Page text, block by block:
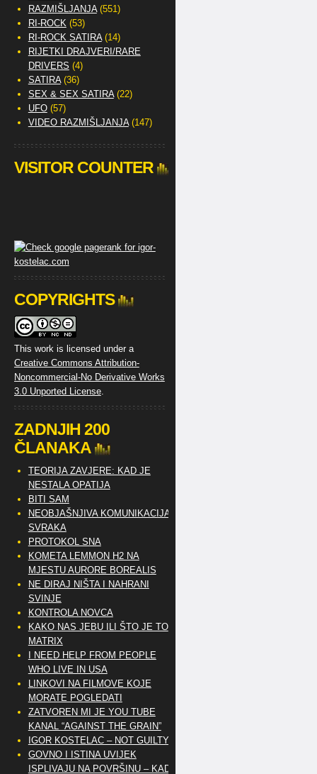
RAZMIŠLJANJA(551)
RI-ROCK(53)
RI-ROCK SATIRA(14)
RIJETKI DRAJVERI/RARE
DRIVERS (4)
SATIRA(36)
SEX & SEX SATIRA(22)
UFO(57)
VIDEO RAZMIŠLJANJA(147)
VISITOR COUNTER
COPYRIGHTS
This work is licensed under a
Creative Commons Attribution-
Noncommercial-No Derivative Works
3.0 Unported License.
ZADNJIH 200
ČLANAKA
TEORIJA ZAVJERE: KAD JE
NESTALA OPATIJA
BITI SAM
NEOBJAŠNJIVA KOMUNIKACIJA
SVRAKA
PROTOKOL SNA
KOMETA LEMMON H2 NA
MJESTU AURORE BOREALIS
NE DIRAJ NIŠTA I NAHRANI
SVINJE
KONTROLA NOVCA
KAKO NAS JEBU ILI ŠTO JE TO
MATRIX
I NEED HELP FROM PEOPLE
WHO LIVE IN USA
LINKOVI NA FILMOVE KOJE
MORATE POGLEDATI
ZATVOREN MI JE YOU TUBE
KANAL “AGAINST THE GRAIN”
IGOR KOSTELAC – NOT GUILTY
GOVNO I ISTINA UVIJEK
ISPLIVAJU NA POVRŠINU – KAD